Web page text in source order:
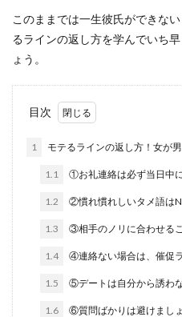
このままでは一生彼氏ができな
るラインの返し方を学んでいち
ょう。
目次
1 モテるラインの返し方！女が
1.1 ①お礼連絡は必ず当日中
1.2 ②慣れ慣れしいタメ語は
1.3 ③相手のノリに合わせる
1.4 ④連絡ない場合は、催促
1.5 ⑤デートは自分から誘わ
1.6 ⑥質問ばかりは避けまし